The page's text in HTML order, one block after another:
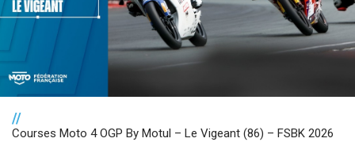
//
Courses Moto 4 OGP By Motul – Le Vigeant (86) – FSBK 2026